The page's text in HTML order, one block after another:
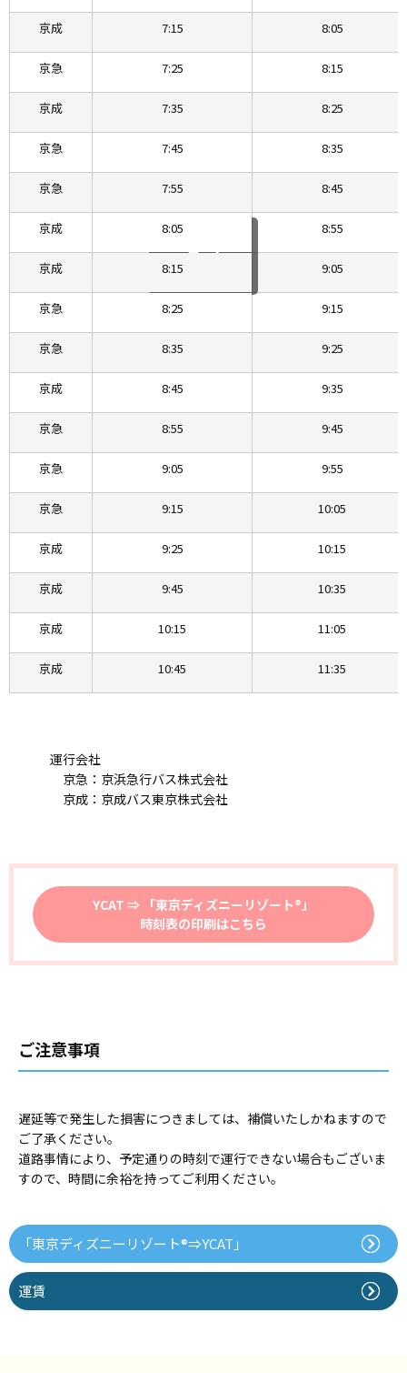
京成 7:15 8:05
京急 7:25 8:15
京成 7:35 8:25
京急 7:45 8:35
京急 7:55 8:45
京成 8:05 8:55
京成 8:15 9:05
京急 8:25 9:15
京急 8:35 9:25
京成 8:45 9:35
京急 8:55 9:45
京急 9:05 9:55
京急 9:15 10:05
京成 9:25 10:15
京成 9:45 10:35
京成 10:15 11:05
京成 10:45 11:35
運行会社
京急：京浜急行バス株式会社
京成：京成バス東京株式会社
YCAT ⇒ 「東京ディズニーリゾート®」
時刻表の印刷はこちら
ご注意事項
遅延等で発生した損害につきましては、補償いたしかねますので
ご了承ください。
道路事情により、予定通りの時刻で運行できない場合もございま
すので、時間に余裕を持ってご利用ください。
「東京ディズニーリゾート®⇒YCAT」
運賃